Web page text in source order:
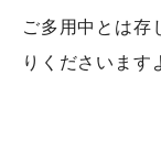
ご多用中とは存
りくださいます